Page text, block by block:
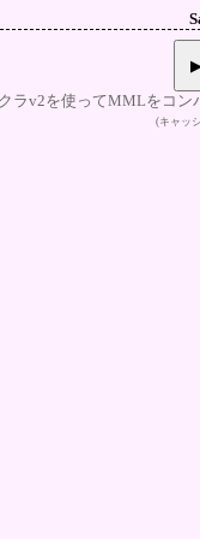
ラv2を使ってMMLをコン
(キャッ